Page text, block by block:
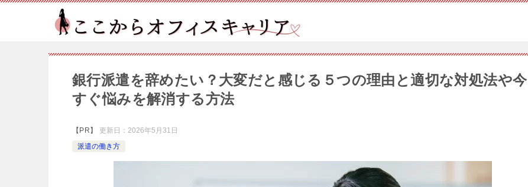
銀行派遣を辞めたい？大変だと感じる５つの理由と適切な対処法や今
すぐ悩みを解消する方法
【PR】 更新日：2026年5月31日
派遣の働き方